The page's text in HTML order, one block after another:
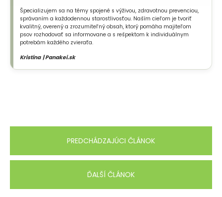
Špecializujem sa na témy spojené s výživou, zdravotnou prevenciou,
správaním a každodennou starostlivosťou. Naším cieľom je tvoriť
kvalitný, overený a zrozumiteľný obsah, ktorý pomáha majiteľom
psov rozhodovať sa informovane a s rešpektom k individuálnym
potrebám každého zvieraťa.
Kristína | Panakei.sk
PREDCHÁDZAJÚCI ČLÁNOK
ĎALŠÍ ČLÁNOK